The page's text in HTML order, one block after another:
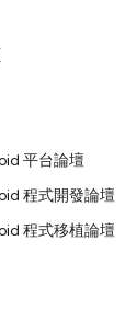
平台論壇
程式開發論壇
程式移植論壇